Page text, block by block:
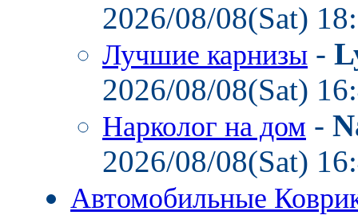
2026/08/08(Sat)
Лучшие карнизы -
2026/08/08(Sat)
Нарколог на дом -
2026/08/08(Sat)
Автомобильные